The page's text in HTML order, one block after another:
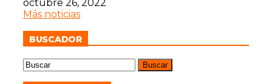
octubre 26, 2022
Más noticias
BUSCADOR